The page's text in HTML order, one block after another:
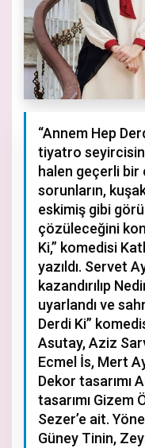
“Annem Hep
tiyatro
halen geçerli
sorunların,
eskimiş gibi
çözüleceğini
Ki,” komedisi
yazıldı. Servet
kazandırılıp
uyarlandı ve
Derdi Ki”
Asutay, Aziz
Ecmel İs, Mert
Dekor tasarımı
tasarımı Gizem
Sezer’e ait.
Güney Tinin,